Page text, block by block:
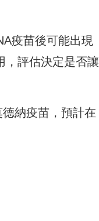
疫苗後可能出現
，評估決定是否讓
納疫苗，預計在